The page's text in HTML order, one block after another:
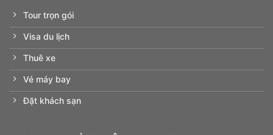
Tour trọn gói
Visa du lịch
Thuê xe
Vé máy bay
Đặt khách sạn